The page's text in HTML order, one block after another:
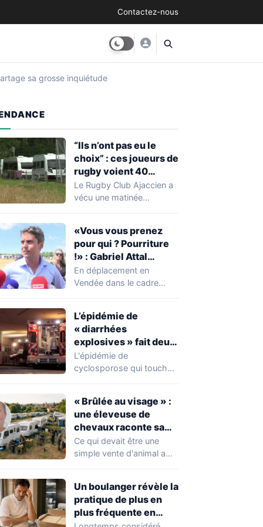
Contactez-nous
sa grosse inquiétude
“Ils n’ont pas eu le
choix” : ces joueurs de
rugby voient 40
caravanes de gens du
voyage s’installer
heure
Le Rugby Club Ajaccien a
vécu une matinée
découverte d'une…
«Vous vous prenez
pour qui ? Pourriture
!» : Gabriel Attal
chahuté sur un
campement illégal
En déplacement en
Vendée dans le cadre
occupations…
L’épidémie de
« diarrhées
explosives » fait deux
premiers morts
L'épidémie de
cyclosporose qui touche
aggravation. Les autorités
sanitaires…
« Brûlée au visage » :
une éleveuse de
chevaux raconte sa
violente agression par
des gens du voyage
Ce qui devait être une
simple vente d'animal a
Un boulanger révèle la
pratique de plus en
plus fréquente en